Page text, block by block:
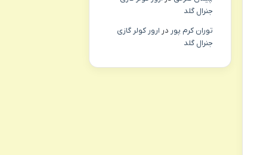
جنرال گلد
توران کرم پور در ارور کولر گازی
جنرال گلد